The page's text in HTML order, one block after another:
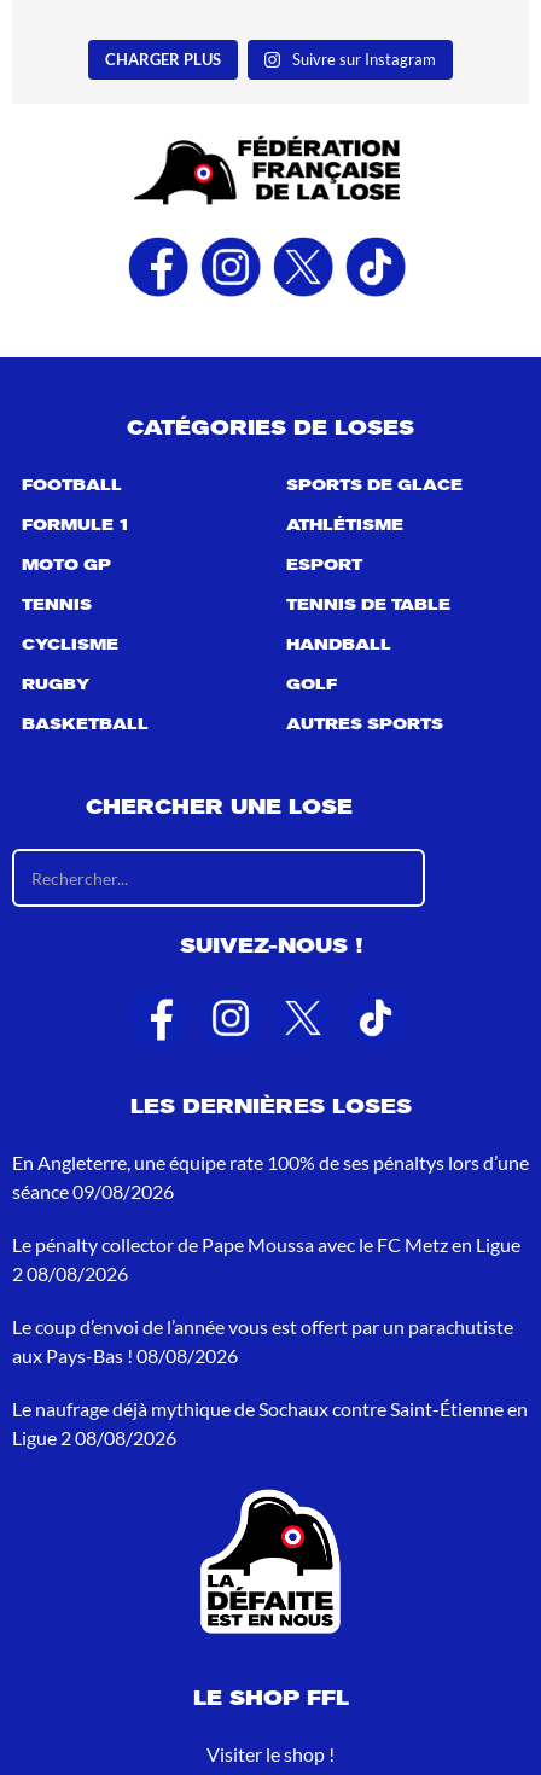
CHARGER PLUS Suivre sur Instagram
CATÉGORIES DE LOSES
FOOTBALL
FORMULE 1
MOTO GP
TENNIS
CYCLISME
RUGBY
BASKETBALL
SPORTS DE GLACE
ATHLÉTISME
ESPORT
TENNIS DE TABLE
HANDBALL
GOLF
AUTRES SPORTS
CHERCHER UNE LOSE
s
l
a
t
s
r
c
c
o
u
:
SUIVEZ-NOUS !
LES DERNIÈRES LOSES
En Angleterre, une équipe rate 100% de ses pénaltys lors d’une
séance09/08/2026
Le pénalty collector de Pape Moussa avec le FC Metz en Ligue
208/08/2026
Le coup d’envoi de l’année vous est offert par un parachutiste
aux Pays-Bas ! 08/08/2026
Le naufrage déjà mythique de Sochaux contre Saint-Étienne en
Ligue 208/08/2026
LE SHOP FFL
Visiter le shop !